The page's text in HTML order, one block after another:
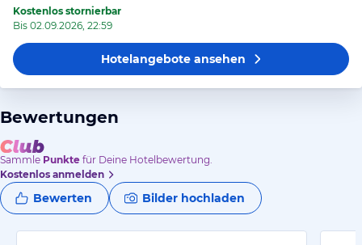
Kostenlos stornierbar
Bis 02.09.2026, 22:59
Hotelangeboteansehen
Bewertungen
Sammle Punkte für Deine Hotelbewertung.
Kostenlos anmelden
Bewerten Bilder hochladen